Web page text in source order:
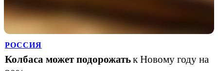
РОССИЯ
Колбаса может подорожатьк Новому году на